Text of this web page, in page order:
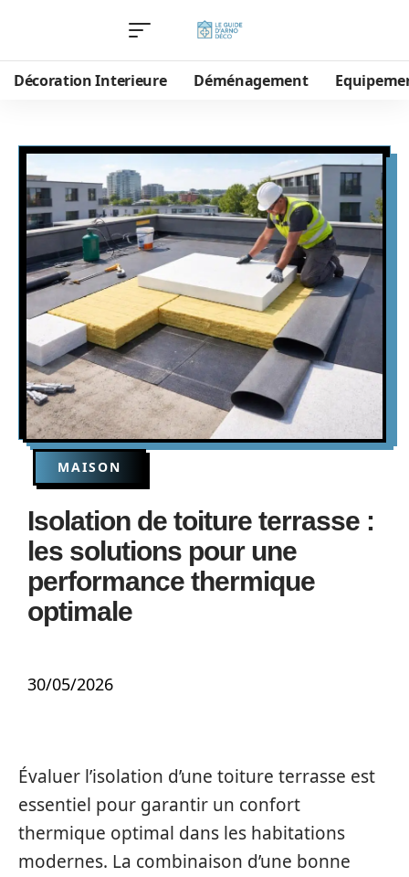
Décoration Interieure Déménagement
MAISON
Isolation de toiture terrasse :
les solutions pour une
performance thermique
optimale
30/05/2026
Évaluer l’isolation d’une toiture terrasse est
essentiel pour garantir un confort
thermique optimal dans les habitations
modernes. La combinaison d’une bonne